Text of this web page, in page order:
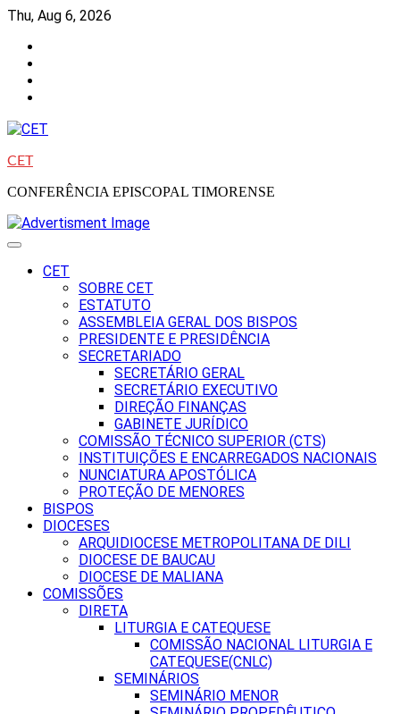
Skip
content
Thu, Aug 6, 2026
CET
CONFERÊNCIA EPISCOPAL TIMORENSE
CET
SOBRE CET
ESTATUTO
ASSEMBLEIA GERAL DOS BISPOS
PRESIDENTE E PRESIDÊNCIA
SECRETARIADO
SECRETÁRIO GERAL
SECRETÁRIO EXECUTIVO
DIREÇÃO FINANÇAS
GABINETE JURÍDICO
COMISSÃO TÉCNICO SUPERIOR (CTS)
INSTITUIÇÕES E ENCARREGADOS NACIONAIS
NUNCIATURA APOSTÓLICA
PROTEÇÃO DE MENORES
BISPOS
DIOCESES
ARQUIDIOCESE METROPOLITANA DE DILI
DIOCESE DE BAUCAU
DIOCESE DE MALIANA
COMISSÕES
DIRETA
LITURGIA E CATEQUESE
COMISSÃO NACIONAL LITURGIA E
CATEQUESE(CNLC)
SEMINÁRIOS
SEMINÁRIO MENOR